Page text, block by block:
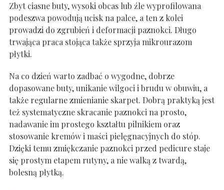
Zbyt ciasne buty, wysoki obcas lub źle wyprofilowana
podeszwa powodują ucisk na palce, a ten z kolei
prowadzi do zgrubień i deformacji paznokci. Długo
trwająca praca stojąca także sprzyja mikrourazom
płytki.
Na co dzień warto zadbać o wygodne, dobrze
dopasowane buty, unikanie wilgoci i brudu w obuwiu, a
także regularne zmienianie skarpet. Dobrą praktyką jest
też systematyczne skracanie paznokci na prosto,
nadawanie im prostego kształtu pilnikiem oraz
stosowanie kremów i maści pielęgnacyjnych do stóp.
Dzięki temu zmiękczanie paznokci przed pedicure staje
się prostym etapem rutyny, a nie walką z twardą,
bolesną płytką.